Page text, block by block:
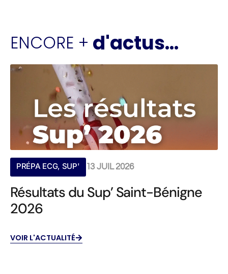
ENCORE + d'actus...
PRÉPA ECG, SUP' 13 JUIL 2026
Résultats du Sup’ Saint-Bénigne
2026
VOIR L'ACTUALITÉ